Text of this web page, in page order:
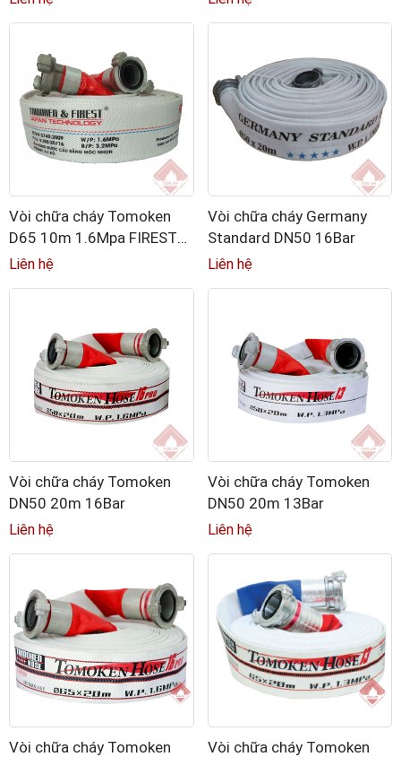
Vòi chữa cháy Tomoken
D65 10m 1.6Mpa FIREST
kèm khớp nối GOST
Liên hệ
Vòi chữa cháy Germany
Standard DN50 16Bar
Liên hệ
Vòi chữa cháy Tomoken
DN50 20m 16Bar
Liên hệ
Vòi chữa cháy Tomoken
DN50 20m 13Bar
Liên hệ
Vòi chữa cháy Tomoken
Vòi chữa cháy Tomoken